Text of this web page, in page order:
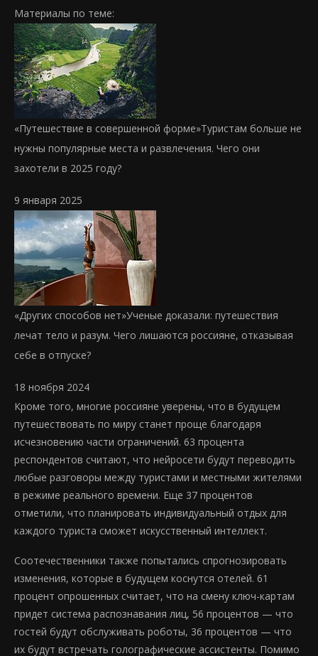
Материалы по теме:
«Путешествие в совершенной форме»Туристам больше не
нужны популярные места и развлечения. Чего они
захотели в 2025 году?
9 января 2025
«Других способов нет»Ученые доказали: путешествия
лечат тело и разум. Чего лишаются россияне, отказывая
себе в отпуске?
18 ноября 2024
Кроме того, многие россияне уверены, что в будущем
путешествовать по миру станет проще благодаря
исчезновению части ограничений. 63 процента
респондентов считают, что нейросети будут переводить
любые разговоры между туристами и местными жителями
в режиме реального времени. Еще 37 процентов
отметили, что планировать индивидуальный отдых для
каждого туриста сможет искусственный интеллект.
Соотечественники также попытались спрогнозировать
изменения, которые в будущем коснутся отелей. 61
процент опрошенных считает, что на смену ключ-картам
придет система распознавания лиц, 56 процентов — что
гостей будут обслуживать роботы, 36 процентов — что
их будут встречать голографические ассистенты. Помимо